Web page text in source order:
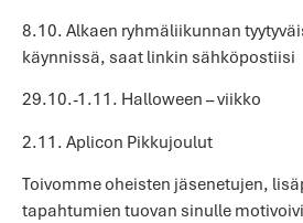
8.10. Alkaen ryhmäliikunnan
käynnissä, saat linkin sähköpostiisi
29.10.-1.11. Halloween – viikko
2.11. Aplicon Pikkujoulut
Toivomme oheisten jäsenetujen,
tapahtumien tuovan sinulle